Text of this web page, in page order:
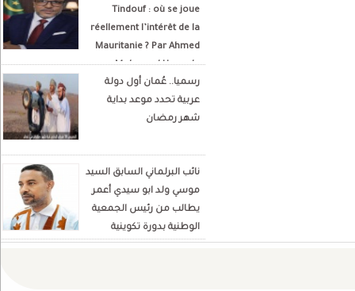
Tindouf : où se joue
réellement l’intérêt de la
Mauritanie ? Par Ahmed
Mohamed Hamada
Écrivain et analyste
politique
رسميا.. عُمان أول دولة
عربية تحدد موعد بداية
شهر رمضان
نائب البرلماني السابق السيد
موسي ولد ابو سيدي أعمر
يطالب من رئيس الجمعية
الوطنية بدورة تكوينية
للنواب الجديد